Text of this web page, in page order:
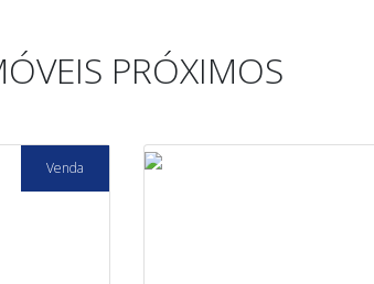
PRÓXIMOS
Venda